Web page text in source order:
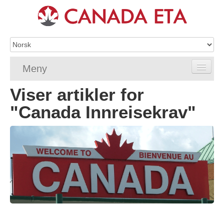
Meny
Home
eTA-søknad
eTA-krav
Vanlige spørsmål om eTA
Sjekk eTA-status
eTA-ressurser
Viser artikler for
"Canada Innreisekrav"